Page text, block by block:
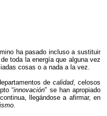
ha pasado incluso a sustituir
toda la energía que alguna vez
cosas o a nada a la vez.
decalidad, celosos
“innovación” se han apropiado
llegándose a afirmar, en
.